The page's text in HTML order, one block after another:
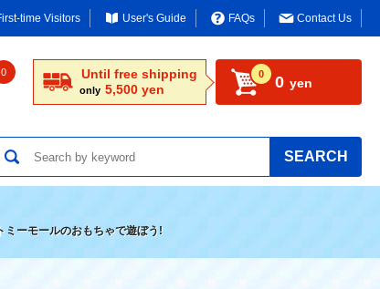
time Visitors User's Guide FAQs Contact Us
0 Until free shipping
only 5,500 yen
0 0 yen
SEARCH
ミーモールのおもちゃで遊ぼう!